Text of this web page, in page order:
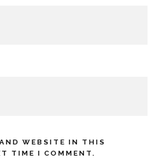
WEBSITE IN THIS
TIME I COMMENT.